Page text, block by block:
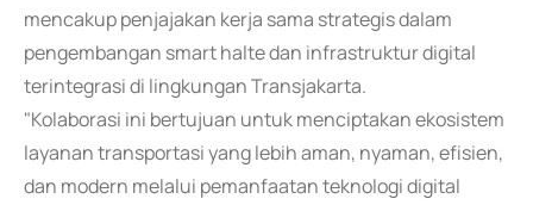
mencakup penjajakan kerja sama strategis dalam
pengembangan smart halte dan infrastruktur digital
terintegrasi di lingkungan Transjakarta.
"Kolaborasi ini bertujuan untuk menciptakan ekosistem
layanan transportasi yang lebih aman, nyaman, efisien,
dan modern melalui pemanfaatan teknologi digital